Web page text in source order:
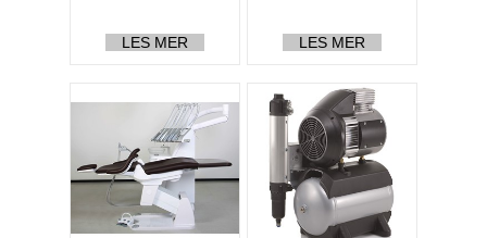
Kjeveortopedi
Sterilen
Lab
Småutstyr
LES MER LES MER